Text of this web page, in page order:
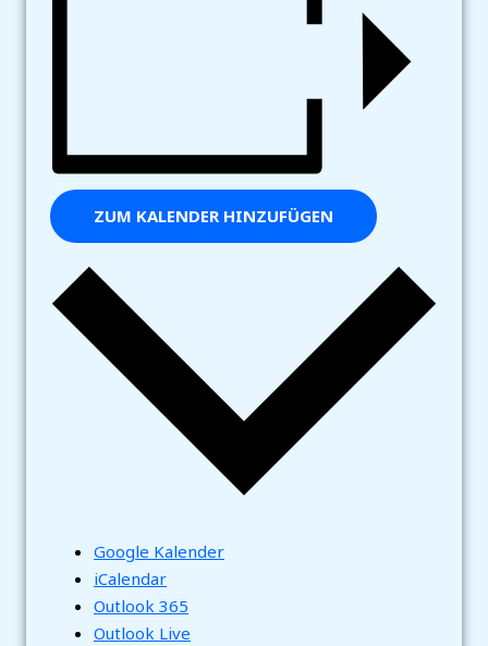
ZUM KALENDER HINZUFÜGEN
Google Kalender
iCalendar
Outlook 365
Outlook Live